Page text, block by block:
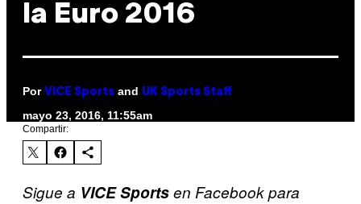
la Euro 2016
Por VICE Sports and UK Sports Staff
mayo 23, 2016, 11:55am
Compartir:
Sigue a VICE Sportsen Facebook para